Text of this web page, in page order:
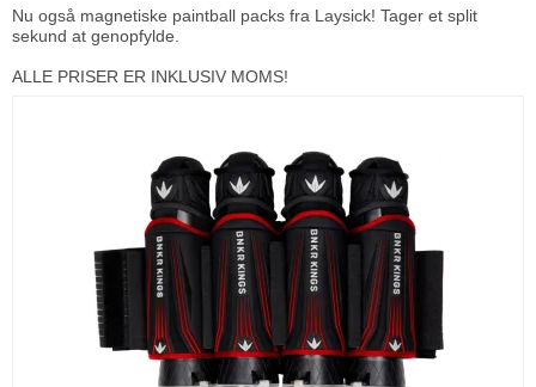
Nu også magnetiske paintball packs fra Laysick! Tager et split
sekund at genopfylde.
ALLE PRISER ER INKLUSIV MOMS!